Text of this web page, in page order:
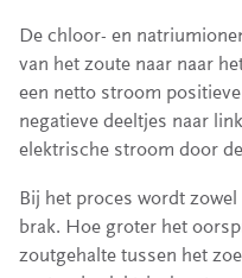
De chloor- en
van het zoute naar naar
een netto stroom
negatieve deeltjes naar
elektrische stroom door
Bij het proces wordt
brak. Hoe groter het
zoutgehalte tussen het